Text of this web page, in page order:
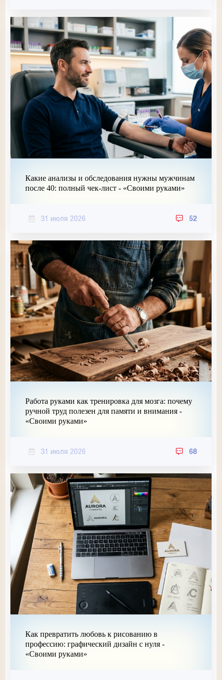
Какие анализы и обследования нужны мужчинам
после 40: полный чек-лист - «Своими руками»
31 июля 2026 52
Работа руками как тренировка для мозга: почему
ручной труд полезен для памяти и внимания -
«Своими руками»
31 июля 2026 68
Как превратить любовь к рисованию в
профессию: графический дизайн с нуля -
«Своими руками»